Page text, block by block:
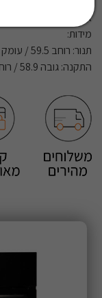
אביזרים נלווים:
מידות:
תנור: רוחב 59.5 / עומק 61.4 / גובה 59.9 ס”מ
התקנה: גובה 58.9 / רוחב 55 / עומק 56 ס”מ